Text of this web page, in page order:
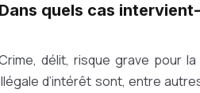
Dans quels cas
délit, risque grave pour
d’intérêt sont, entre